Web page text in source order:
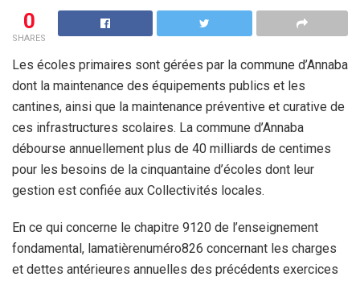
0
SHARES
Les écoles primaires sont gérées par la commune d’Annaba
dont la maintenance des équipements publics et les
cantines, ainsi que la maintenance préventive et curative de
ces infrastructures scolaires. La commune d’Annaba
débourse annuellement plus de 40 milliards de centimes
pour les besoins de la cinquantaine d’écoles dont leur
gestion est confiée aux Collectivités locales.
En ce qui concerne le chapitre 9120 de l’enseignement
fondamental, lamatièrenuméro826 concernant les charges
et dettes antérieures annuelles des précédents exercices